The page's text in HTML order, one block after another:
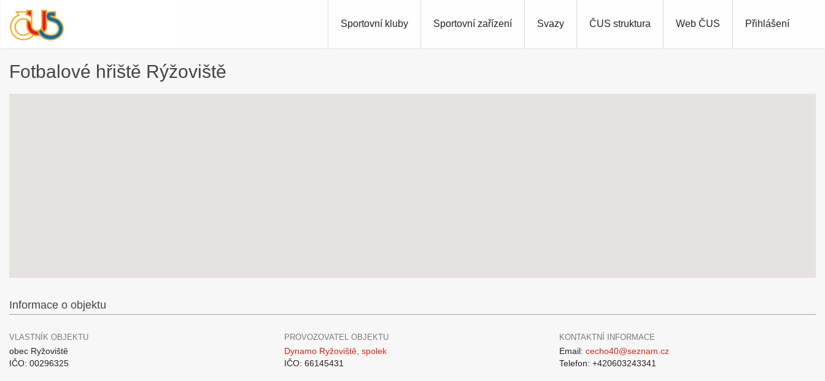
Přihlášení
Sportovní kluby Sportovní zařízení Svazy ČUS struktura Web ČUS
Fotbalové hřiště Rýžoviště
Informace o objektu
VLASTNÍK OBJEKTU
obec Ryžoviště
IČO: 00296325
PROVOZOVATEL OBJEKTU
Dynamo Ryžoviště, spolek
IČO: 66145431
KONTAKTNÍ INFORMACE
Email: cecho40@seznam.cz
Telefon: +420603243341